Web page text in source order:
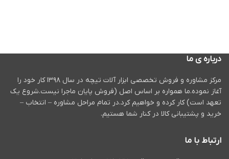
درباره ی ما
مرکز مشاوره و فروش تخصصی ابزار آلات تیچه در سال ۱۳۹۸ کار خود را
آغاز نموده.ما همواره بر اساس اصل (فروش پایان ماجرا نیست.شروع یک
تعهد است) کار کرده و خواهیم کرد.در تمام مراحل مشاوره – انتخاب –
خرید و پشتیبانی کالا در کنار شما هستیم.
ارتباط با ما